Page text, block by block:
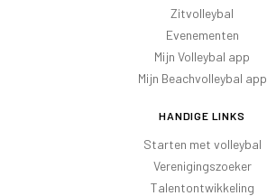
Zitvolleybal
Evenementen
Mijn Volleybal app
Mijn Beachvolleybal app
HANDIGE LINKS
Starten met volleybal
Verenigingszoeker
Talentontwikkeling